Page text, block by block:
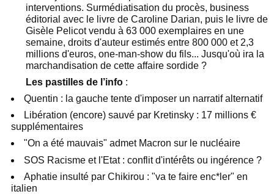
interventions. Surmédiatisation du procès, business
éditorial avec le livre de Caroline Darian, puis le livre de
Gisèle Pelicot vendu à 63 000 exemplaires en une
semaine, droits d'auteur estimés entre 800 000 et 2,3
millions d'euros, one-man-show du fils... Jusqu'où ira la
marchandisation de cette affaire sordide ?
Les pastilles de l’info :
Quentin : la gauche tente d'imposer un narratif alternatif
Libération (encore) sauvé par Kretinsky : 17 millions €
supplémentaires
"On a été mauvais" admet Macron sur le nucléaire
SOS Racisme et l'Etat : conflit d'intérêts ou ingérence ?
Aphatie insulté par Chikirou : "va te faire enc*ler" en
italien